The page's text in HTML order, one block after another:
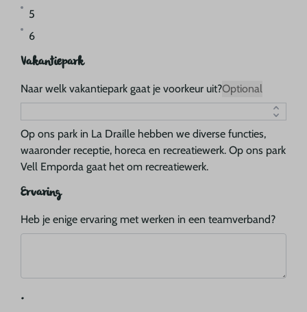
5
6
Vakantiepark
Naar welk vakantiepark gaat je voorkeur uit?Optional
Op ons park in La Draille hebben we diverse functies,
waaronder receptie, horeca en recreatiewerk. Op ons park
Vell Emporda gaat het om recreatiewerk.
Ervaring
Heb je enige ervaring met werken in een teamverband?
.